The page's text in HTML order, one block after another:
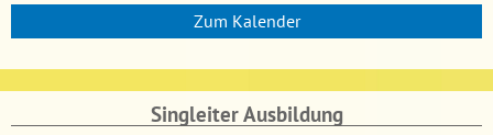
Zum Kalender
Singleiter Ausbildung